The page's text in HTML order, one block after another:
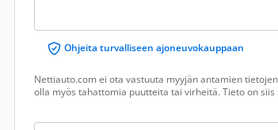
Ohjeita turvalliseen ajoneuvokauppaan
Nettiauto.com ei ota vastuuta myyjän antamien
olla myös tahattomia puutteita tai virheitä. Tieto on